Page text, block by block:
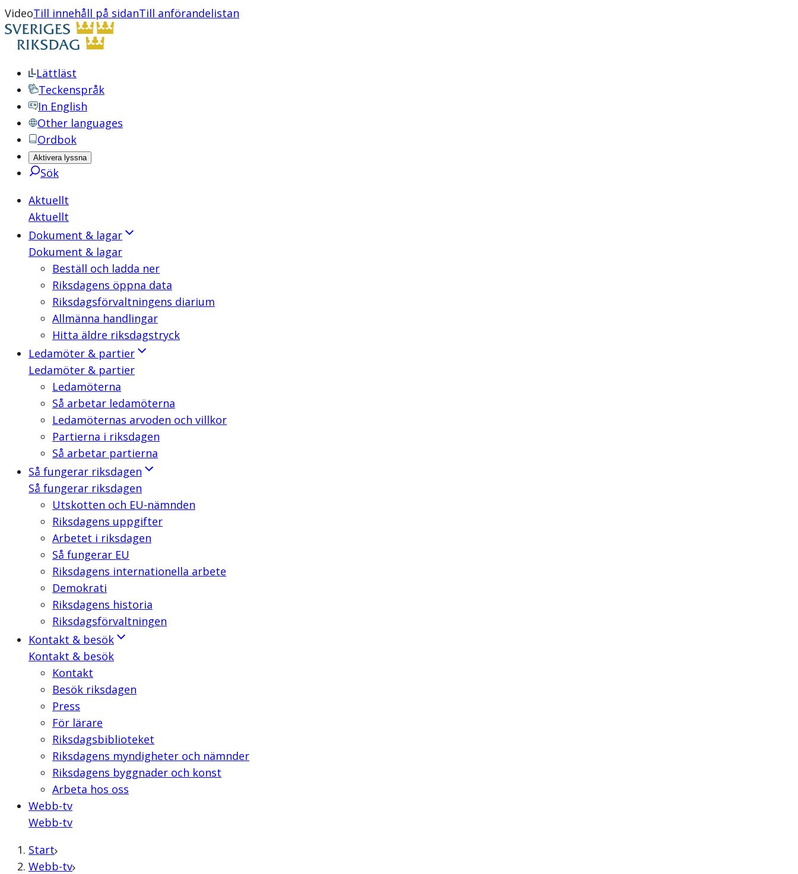
VideoTill innehåll på sidanTill anförandelistan
Lättläst
Teckenspråk
In English
Other languages
Ordbok
Aktivera lyssna
Sök
Aktuellt
Aktuellt
Dokument & lagar
Dokument & lagar
Beställ och ladda ner
Riksdagens öppna data
Riksdagsförvaltningens diarium
Allmänna handlingar
Hitta äldre riksdagstryck
Ledamöter & partier
Ledamöter & partier
Ledamöterna
Så arbetar ledamöterna
Ledamöternas arvoden och villkor
Partierna i riksdagen
Så arbetar partierna
Så fungerar riksdagen
Så fungerar riksdagen
Utskotten och EU-nämnden
Riksdagens uppgifter
Arbetet i riksdagen
Så fungerar EU
Riksdagens internationella arbete
Demokrati
Riksdagens historia
Riksdagsförvaltningen
Kontakt & besök
Kontakt & besök
Kontakt
Besök riksdagen
Press
För lärare
Riksdagsbiblioteket
Riksdagens myndigheter och nämnder
Riksdagens byggnader och konst
Arbeta hos oss
Webb-tv
Webb-tv
Start
Webb-tv